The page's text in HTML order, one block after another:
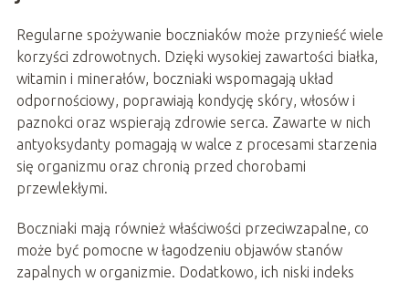
Regularne spożywanie boczniaków może przynieść wiele
korzyści zdrowotnych. Dzięki wysokiej zawartości białka,
witamin i minerałów, boczniaki wspomagają układ
odpornościowy, poprawiają kondycję skóry, włosów i
paznokci oraz wspierają zdrowie serca. Zawarte w nich
antyoksydanty pomagają w walce z procesami starzenia
się organizmu oraz chronią przed chorobami
przewlekłymi.
Boczniaki mają również właściwości przeciwzapalne, co
może być pomocne w łagodzeniu objawów stanów
zapalnych w organizmie. Dodatkowo, ich niski indeks